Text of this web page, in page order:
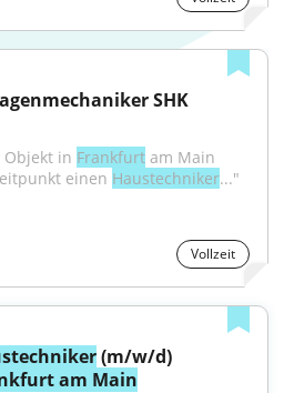
SHK
in Frankfurt am Main
einen Haustechniker..."
Vollzeit
(m/w/d)
am Main